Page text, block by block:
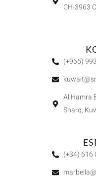
CH-3963
(+965)
Al Hamra
Sharq,
(+34) 616